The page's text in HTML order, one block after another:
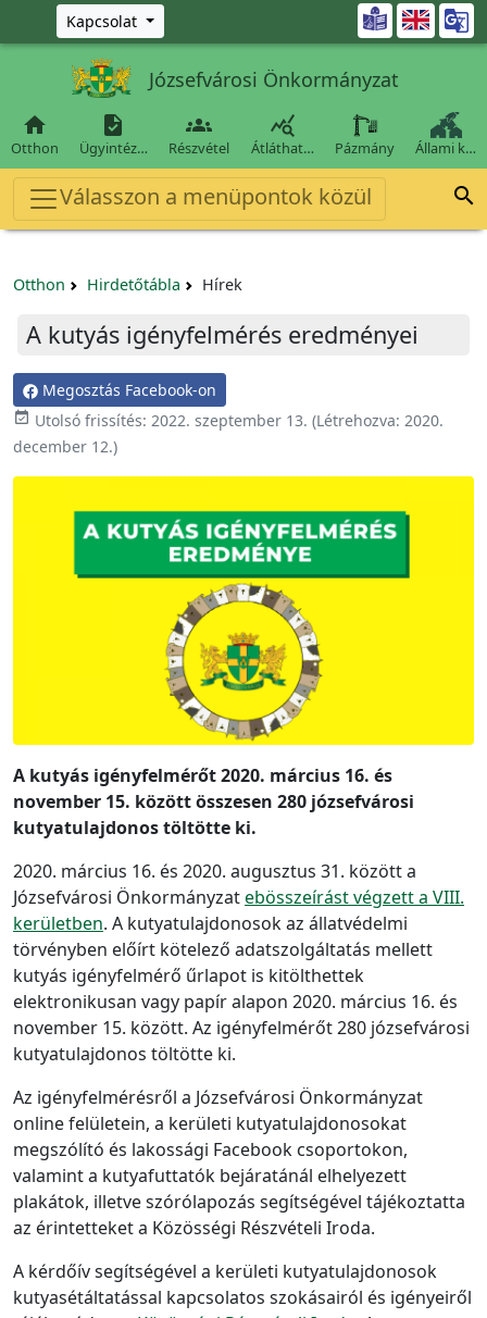
Ugrás a fő tartalomra
Kapcsolat 
Józsefvárosi Önkormányzat

Otthon

Ügyintéz…

Részvétel

Átláthat… Pázmány Állami k…
Válasszon a menüpontok közül 
Otthon Hirdetőtábla Hírek
A kutyás igényfelmérés eredményei
Megosztás Facebook-on
 Utolsó frissítés: 2022. szeptember 13. (Létrehozva: 2020.
december 12.)
A kutyás igényfelmérőt 2020. március 16. és
november 15. között összesen 280 józsefvárosi
kutyatulajdonos töltötte ki.
2020. március 16. és 2020. augusztus 31. között a
Józsefvárosi Önkormányzatebösszeírást végzett a VIII.
kerületben. A kutyatulajdonosok az állatvédelmi
törvényben előírt kötelező adatszolgáltatás mellett
kutyás igényfelmérő űrlapot is kitölthettek
elektronikusan vagy papír alapon 2020. március 16. és
november 15. között. Az igényfelmérőt 280 józsefvárosi
kutyatulajdonos töltötte ki.
Az igényfelmérésről a Józsefvárosi Önkormányzat
online felületein, a kerületi kutyatulajdonosokat
megszólító és lakossági Facebook csoportokon,
valamint a kutyafuttatók bejáratánál elhelyezett
plakátok, illetve szórólapozás segítségével tájékoztatta
az érintetteket a Közösségi Részvételi Iroda.
A kérdőív segítségével a kerületi kutyatulajdonosok
kutyasétáltatással kapcsolatos szokásairól és igényeiről